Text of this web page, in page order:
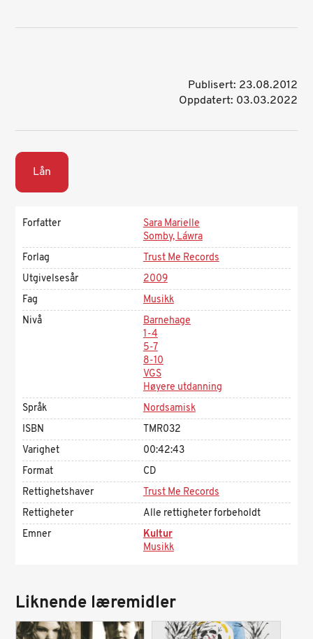
Publisert: 23.08.2012
Oppdatert: 03.03.2022
Lån
Forfatter
Sara Marielle
Somby, Láwra
Forlag
Trust Me Records
Utgivelsesår
2009
Fag
Musikk
Nivå
Barnehage
1-4
5-7
8-10
VGS
Høyere utdanning
Språk
Nordsamisk
ISBN
TMR032
Varighet
00:42:43
Format
CD
Rettighetshaver
Trust Me Records
Rettigheter
Alle rettigheter forbeholdt
Emner
Kultur
Musikk
Liknende læremidler